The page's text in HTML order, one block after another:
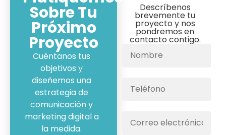
Sobre Tu
Próximo
Proyecto
Cuéntanos tus
objetivos y
diseñemos una
estrategia de
comunicación y
marketing digital a
la medida.
Descríbenos
brevemente tu
proyecto y nos
pondremos en
contacto contigo.